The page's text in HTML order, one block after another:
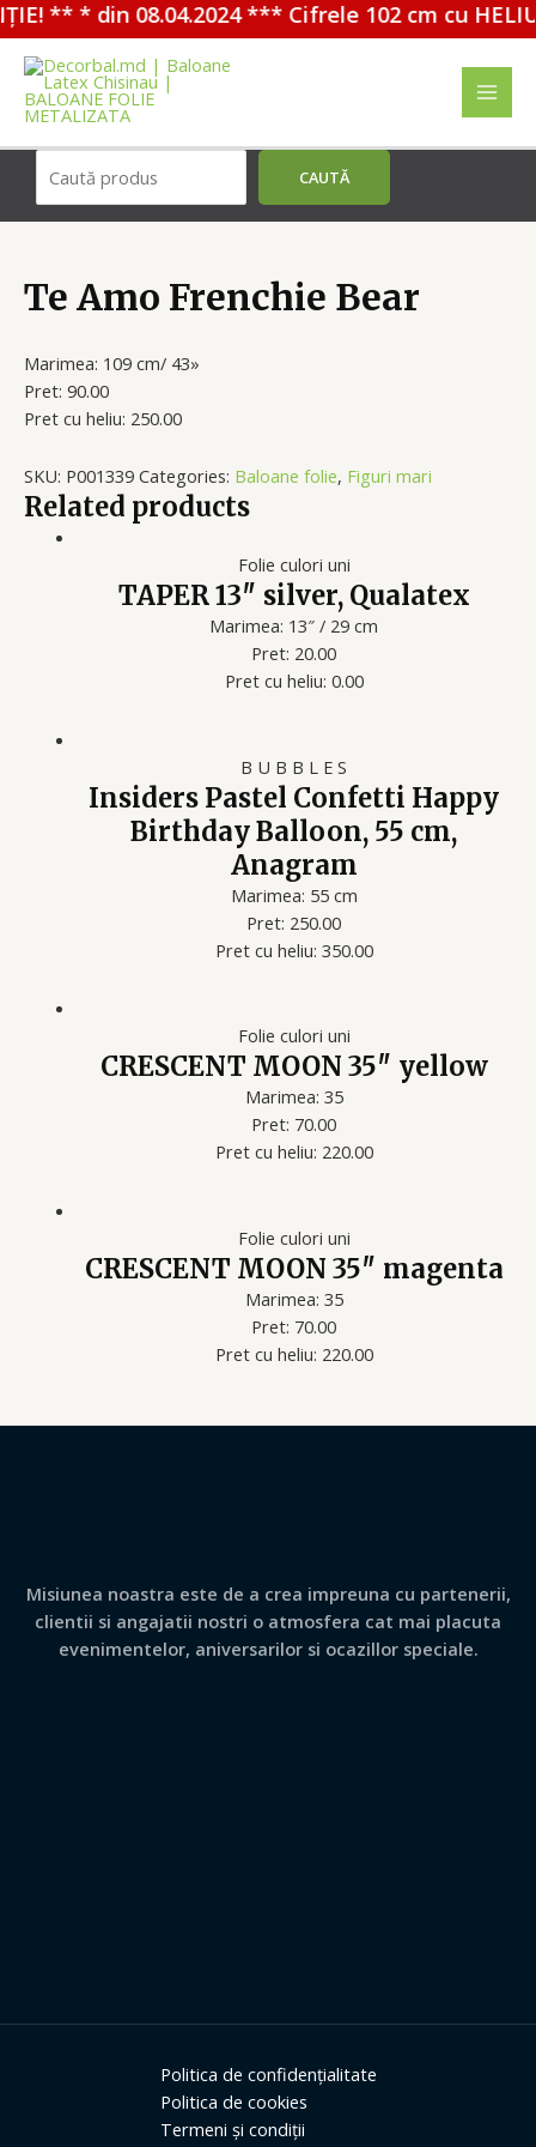
** * din 08.04.2024 *** Cifrele 102 cm cu HELIU
Перейти
содержимому
CAUTĂ
Te Amo Frenchie Bear
Marimea: 109 cm/ 43»
Pret: 90.00
Pret cu heliu: 250.00
SKU: P001339 Categories: Baloane folie, Figuri mari
Related products
Folie culori uni
TAPER 13″ silver, Qualatex
Marimea: 13″ / 29 cm
Pret: 20.00
Pret cu heliu: 0.00
B U B B L E S
Insiders Pastel Confetti Happy
Birthday Balloon, 55 cm,
Anagram
Marimea: 55 cm
Pret: 250.00
Pret cu heliu: 350.00
Folie culori uni
CRESCENT MOON 35″ yellow
Marimea: 35
Pret: 70.00
Pret cu heliu: 220.00
Folie culori uni
CRESCENT MOON 35″ magenta
Marimea: 35
Pret: 70.00
Pret cu heliu: 220.00
Misiunea noastra este de a crea impreuna cu partenerii,
clientii si angajatii nostri o atmosfera cat mai placuta
evenimentelor, aniversarilor si ocazillor speciale.
Politica de confidențialitate
Politica de cookies
Termeni și condiții